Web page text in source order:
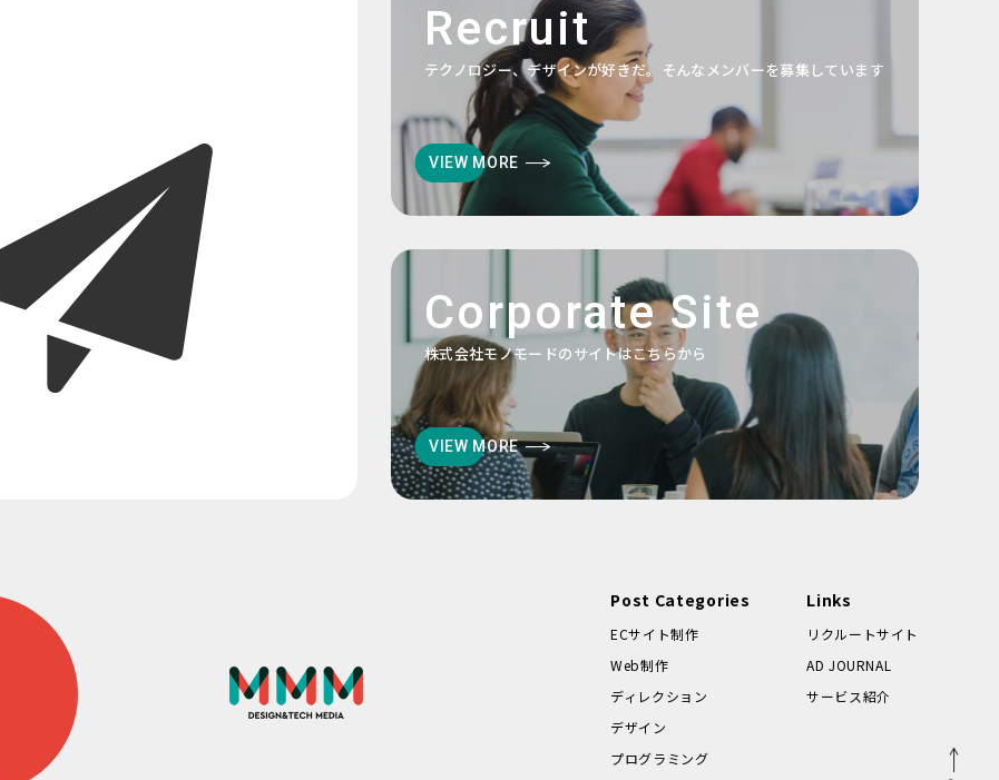
Recruit
テクノロジー、デザインが好きだ。そんなメンバーを募集しています
VIEW MORE
Corporate Site
株式会社モノモードのサイトはこちらから
VIEW MORE
Post Categories
ECサイト制作
Web制作
ディレクション
デザイン
プログラミング
Links
リクルートサイト
AD JOURNAL
サービス紹介